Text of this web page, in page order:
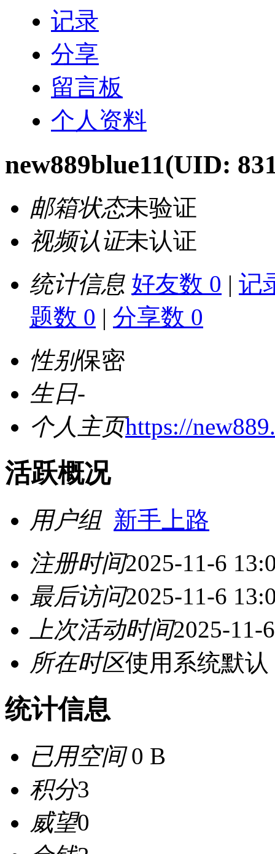
记录
分享
留言板
个人资料
new889blue11(UID:
邮箱状态未验证
视频认证未认证
统计信息 好友数 0 | 记
题数 0 | 分享数 0
性别保密
生日-
个人主页https://
活跃概况
用户组 新手上路
注册时间2025-11-6
最后访问2025-11-6
上次活动时间2025-11-
所在时区使用系统默认
统计信息
已用空间0 B
积分3
威望0